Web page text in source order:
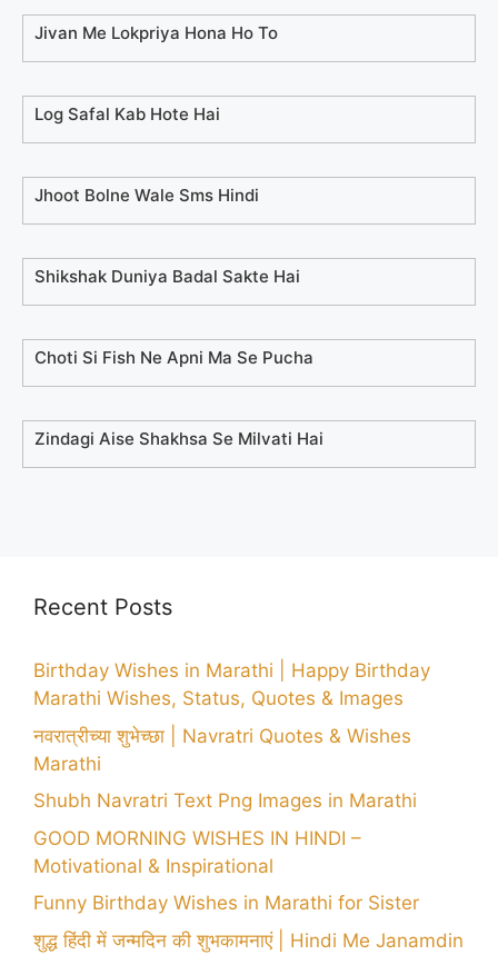
Jivan Me Lokpriya Hona Ho To
Log Safal Kab Hote Hai
Jhoot Bolne Wale Sms Hindi
Shikshak Duniya Badal Sakte Hai
Choti Si Fish Ne Apni Ma Se Pucha
Zindagi Aise Shakhsa Se Milvati Hai
Recent Posts
Birthday Wishes in Marathi | Happy Birthday
Marathi Wishes, Status, Quotes & Images
नवरात्रीच्या शुभेच्छा | Navratri Quotes & Wishes
Marathi
Shubh Navratri Text Png Images in Marathi
GOOD MORNING WISHES IN HINDI –
Motivational & Inspirational
Funny Birthday Wishes in Marathi for Sister
शुद्ध हिंदी में जन्मदिन की शुभकामनाएं | Hindi Me Janamdin